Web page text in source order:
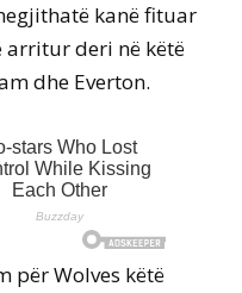
kanë fituar
arritur deri në këtë
dhe Everton.
për Wolves këtë